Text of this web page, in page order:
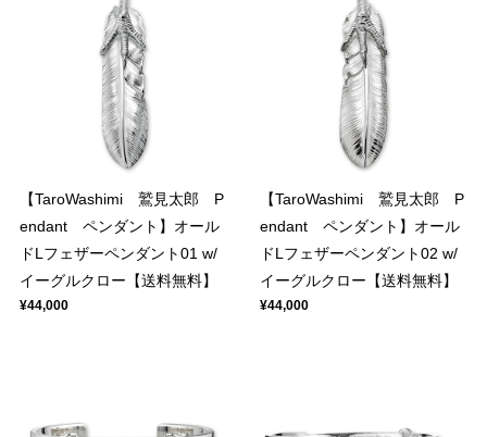
【TaroWashimi 鷲見太郎 P
endant ペンダント】オール
ドLフェザーペンダント01 w/
イーグルクロー【送料無料】
¥44,000
【TaroWashimi 鷲見太郎 P
endant ペンダント】オール
ドLフェザーペンダント02 w/
イーグルクロー【送料無料】
¥44,000